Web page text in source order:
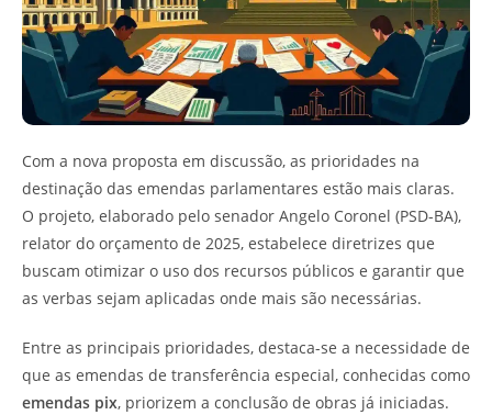
Com a nova proposta em discussão, as prioridades na
destinação das emendas parlamentares estão mais claras.
O projeto, elaborado pelo senador Angelo Coronel (PSD-BA),
relator do orçamento de 2025, estabelece diretrizes que
buscam otimizar o uso dos recursos públicos e garantir que
as verbas sejam aplicadas onde mais são necessárias.
Entre as principais prioridades, destaca-se a necessidade de
que as emendas de transferência especial, conhecidas como
emendas pix, priorizem a conclusão de obras já iniciadas.